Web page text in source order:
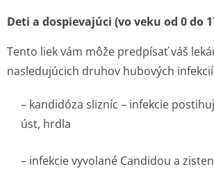
Deti a dospievajúci (vo veku od 0 do
Tento liek vám môže predpísať váš
nasledujúcich druhov hubových
– kandidóza slizníc – infekcie
úst, hrdla
– infekcie vyvolané Candidou a